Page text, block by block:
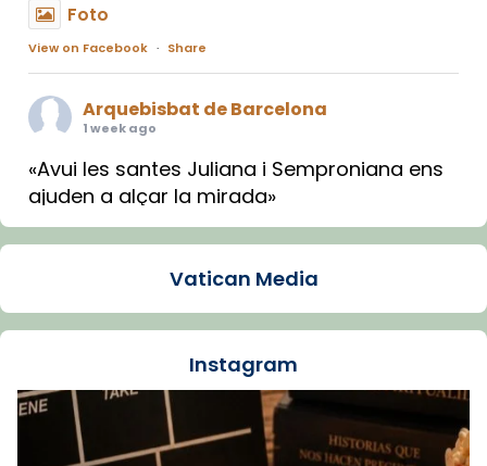
Foto
View on Facebook · Share
Arquebisbat de Barcelona
1 week ago
«Avui les santes Juliana i Semproniana ens
ajuden a alçar la mirada»
Mons. Sergi Gordo, bisbe de Tortosa, ha
Santes de Mataró.
🔗tinyurl.com/cvu5jmbk
Foto
View on Facebook Share
Vatican Media
Instagram